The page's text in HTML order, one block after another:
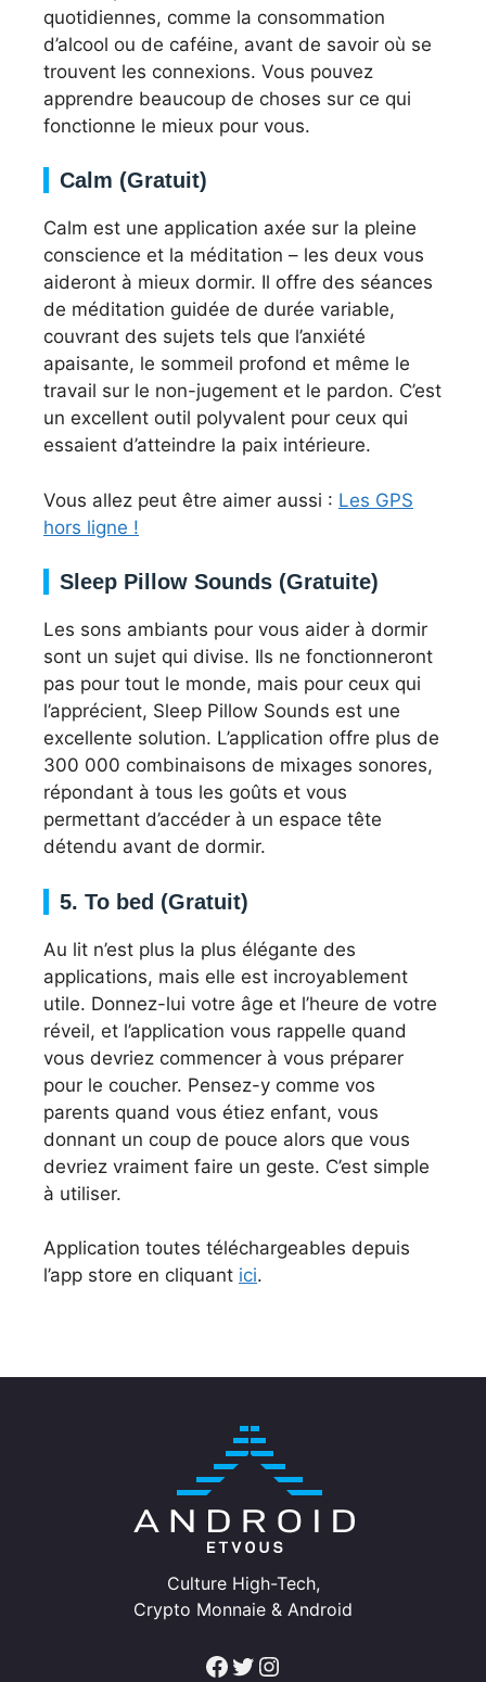
quotidiennes, comme la consommation
d’alcool ou de caféine, avant de savoir où se
trouvent les connexions. Vous pouvez
apprendre beaucoup de choses sur ce qui
fonctionne le mieux pour vous.
Calm (Gratuit)
Calm est une application axée sur la pleine
conscience et la méditation – les deux vous
aideront à mieux dormir. Il offre des séances
de méditation guidée de durée variable,
couvrant des sujets tels que l’anxiété
apaisante, le sommeil profond et même le
travail sur le non-jugement et le pardon. C’est
un excellent outil polyvalent pour ceux qui
essaient d’atteindre la paix intérieure.
Vous allez peut être aimer aussi : Les GPS
hors ligne !
Sleep Pillow Sounds (Gratuite)
Les sons ambiants pour vous aider à dormir
sont un sujet qui divise. Ils ne fonctionneront
pas pour tout le monde, mais pour ceux qui
l’apprécient, Sleep Pillow Sounds est une
excellente solution. L’application offre plus de
300 000 combinaisons de mixages sonores,
répondant à tous les goûts et vous
permettant d’accéder à un espace tête
détendu avant de dormir.
5. To bed (Gratuit)
Au lit n’est plus la plus élégante des
applications, mais elle est incroyablement
utile. Donnez-lui votre âge et l’heure de votre
réveil, et l’application vous rappelle quand
vous devriez commencer à vous préparer
pour le coucher. Pensez-y comme vos
parents quand vous étiez enfant, vous
donnant un coup de pouce alors que vous
devriez vraiment faire un geste. C’est simple
à utiliser.
Application toutes téléchargeables depuis
l’app store en cliquant ici.
Culture High-Tech,
Crypto Monnaie & Android
Facebook Twitter Instagram